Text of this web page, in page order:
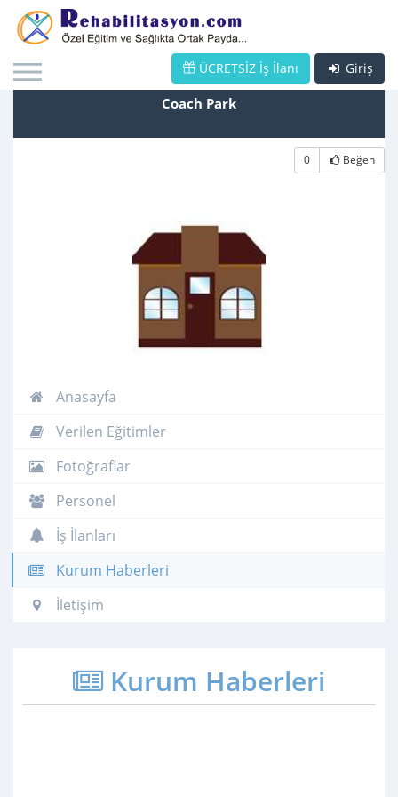
Giriş
ÜCRETSİZ İş İlanı
Coach Park
0 Beğen
Anasayfa
Verilen Eğitimler
Fotoğraflar
Personel
İş İlanları
Kurum Haberleri
İletişim
Kurum Haberleri